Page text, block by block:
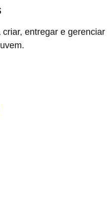
entregar e gerenciar